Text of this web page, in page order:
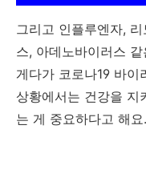
그리고 인플루엔자,
스, 아데노바이러스
게다가 코로나19 바이
상황에서는 건강을 지
는 게 중요하다고 해요.